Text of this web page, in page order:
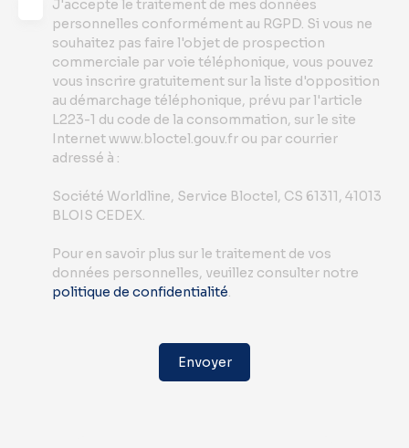
J'accepte le traitement de mes données
personnelles conformément au RGPD. Si vous ne
souhaitez pas faire l'objet de prospection
commerciale par voie téléphonique, vous pouvez
vous inscrire gratuitement sur la liste d'opposition
au démarchage téléphonique, prévu par l'article
L223-1 du code de la consommation, sur le site
Internet www.bloctel.gouv.fr ou par courrier
adressé à :
Société Worldline, Service Bloctel, CS 61311, 41013
BLOIS CEDEX.
Pour en savoir plus sur le traitement de vos
données personnelles, veuillez consulter notre
politique de confidentialité.
Envoyer